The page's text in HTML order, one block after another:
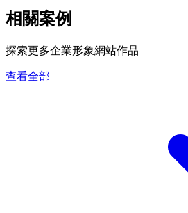
相關案例
探索更多企業形象網站作品
查看全部